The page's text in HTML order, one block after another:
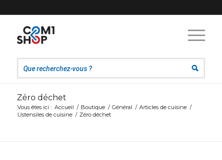
Zéro déchet
Vous êtes ici : Accueil / Boutique / Général / Articles de cuisine /
Ustensiles de cuisine / Zéro déchet